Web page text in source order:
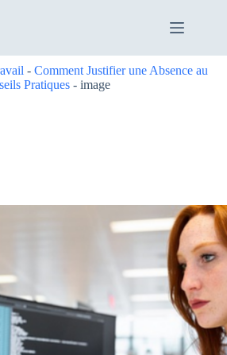
- Comment Justifier une Absence au
Pratiques - image